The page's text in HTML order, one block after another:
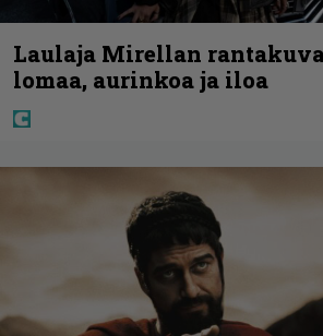
Laulaja Mirellan
lomaa, aurinkoa ja iloa